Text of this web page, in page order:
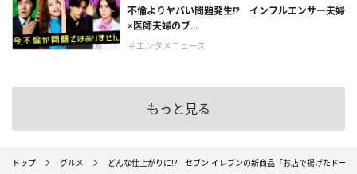
不倫よりヤバい問題発生!? インフルエンサー夫婦
×医師夫婦のブ...
＃エンタメニュース
もっと見る
トップ グルメ どんな仕上がりに!? セブン-イレブンの新商品「お店で揚げたドーナ